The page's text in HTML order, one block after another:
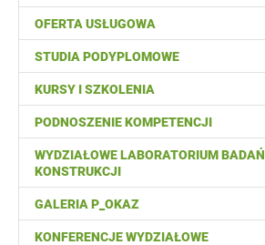
OFERTA USŁUGOWA
STUDIA PODYPLOMOWE
KURSY I SZKOLENIA
PODNOSZENIE KOMPETENCJI
WYDZIAŁOWE LABORATORIUM BADAŃ
KONSTRUKCJI
GALERIA P_OKAZ
KONFERENCJE WYDZIAŁOWE